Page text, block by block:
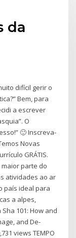
da
difícil gerir o
Bem, para
a escrever
O
🙂 Inscreva-
Novas
GRÁTIS.
parte do
atividades ao ar
país ideal para
a alpes,
101: How and
and De-
views TEMPO